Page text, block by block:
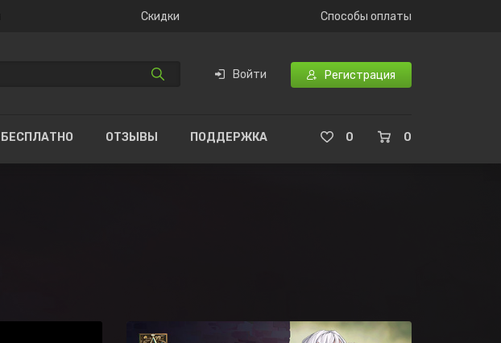
Скидки Способы оплаты
Войти Регистрация
БЕСПЛАТНО ОТЗЫВЫ ПОДДЕРЖКА 0
0